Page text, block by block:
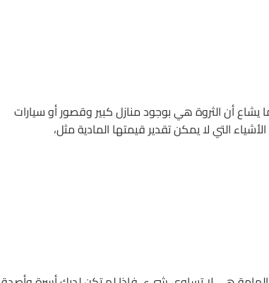
أن الثروة هي بوجود منازل كبير وقصور أو سيارات
التي لا يمكن تقدير قيمتها المادية مثل،